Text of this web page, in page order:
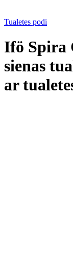
Tualetes podi
Ifö Spira
sienas
ar